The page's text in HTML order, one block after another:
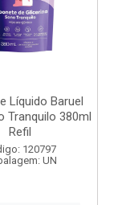
Líquido Baruel
Tranquilo 380ml
Refil
120797
UN